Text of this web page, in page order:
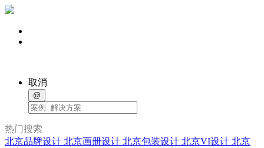
取消
@
热门搜索
北京品牌设计 北京画册设计 北京包装设计 北京VI设计 北京